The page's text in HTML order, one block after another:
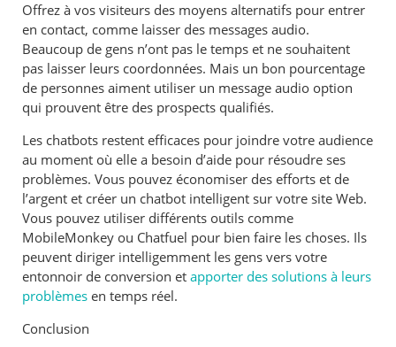
Offrez à vos visiteurs des moyens alternatifs pour entrer
en contact, comme laisser des messages audio.
Beaucoup de gens n’ont pas le temps et ne souhaitent
pas laisser leurs coordonnées. Mais un bon pourcentage
de personnes aiment utiliser un message audio option
qui prouvent être des prospects qualifiés.
Les chatbots restent efficaces pour joindre votre audience
au moment où elle a besoin d’aide pour résoudre ses
problèmes. Vous pouvez économiser des efforts et de
l’argent et créer un chatbot intelligent sur votre site Web.
Vous pouvez utiliser différents outils comme
MobileMonkey ou Chatfuel pour bien faire les choses. Ils
peuvent diriger intelligemment les gens vers votre
entonnoir de conversion etapporter des solutions à leurs
problèmes en temps réel.
Conclusion